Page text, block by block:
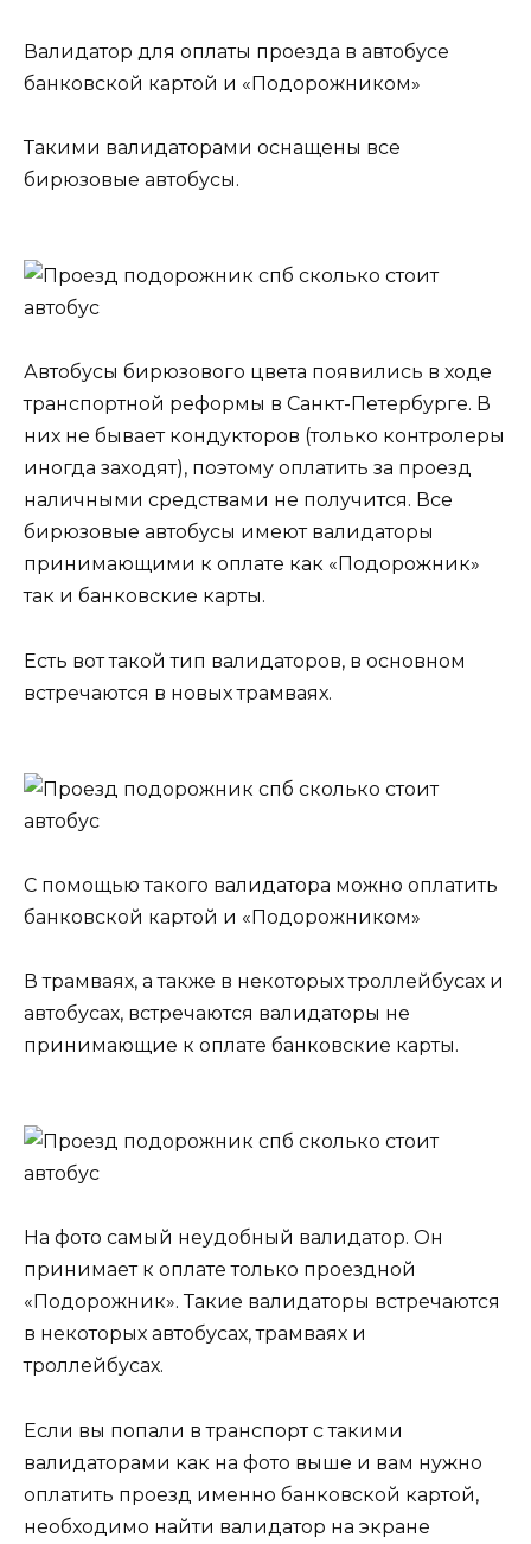
Валидатор для оплаты проезда в автобусе
банковской картой и «Подорожником»
Такими валидаторами оснащены все
бирюзовые автобусы.
Автобусы бирюзового цвета появились в ходе
транспортной реформы в Санкт-Петербурге. В
них не бывает кондукторов (только контролеры
иногда заходят), поэтому оплатить за проезд
наличными средствами не получится. Все
бирюзовые автобусы имеют валидаторы
принимающими к оплате как «Подорожник»
так и банковские карты.
Есть вот такой тип валидаторов, в основном
встречаются в новых трамваях.
С помощью такого валидатора можно оплатить
банковской картой и «Подорожником»
В трамваях, а также в некоторых троллейбусах и
автобусах, встречаются валидаторы не
принимающие к оплате банковские карты.
На фото самый неудобный валидатор. Он
принимает к оплате только проездной
«Подорожник». Такие валидаторы встречаются
в некоторых автобусах, трамваях и
троллейбусах.
Если вы попали в транспорт с такими
валидаторами как на фото выше и вам нужно
оплатить проезд именно банковской картой,
необходимо найти валидатор на экране